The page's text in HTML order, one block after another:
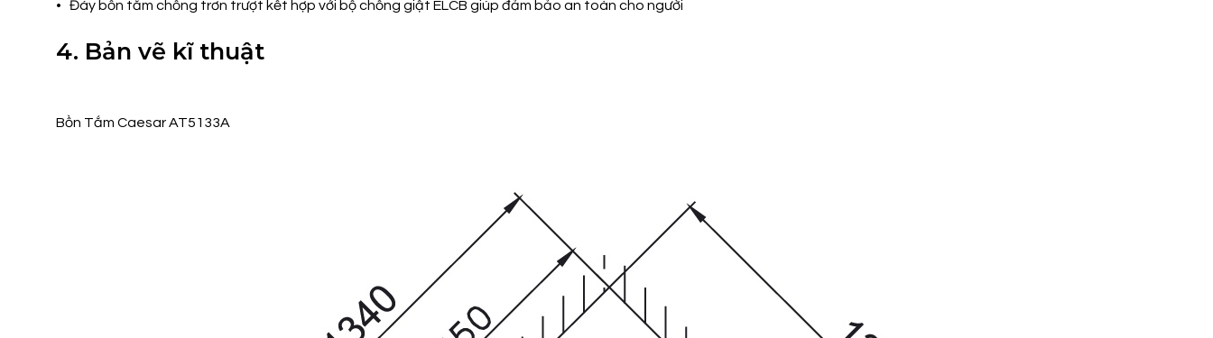
• Đáy bồn tắm chống trơn trượt kết hợp với bộ chống giật ELCB giúp đảm bảo an toàn cho người
4. Bản vẽ kĩ thuật
Bồn Tắm Caesar AT5133A